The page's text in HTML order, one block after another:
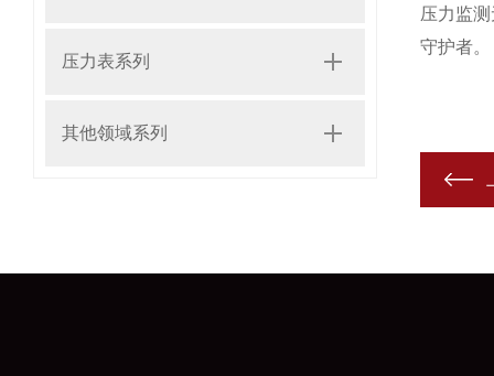
压力表系列
其他领域系列
压力监
守护者。